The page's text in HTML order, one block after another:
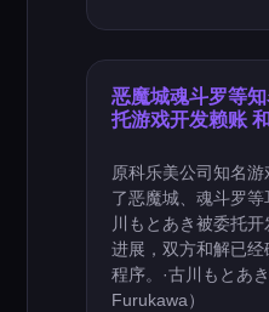
恶魔城魂斗罗等
托游戏开发赖账
原科乐美公司知名
了恶魔城、魂斗罗
川もとあき被委托
进展，双方和解已
程序。·古川もとあ
Furukawa）